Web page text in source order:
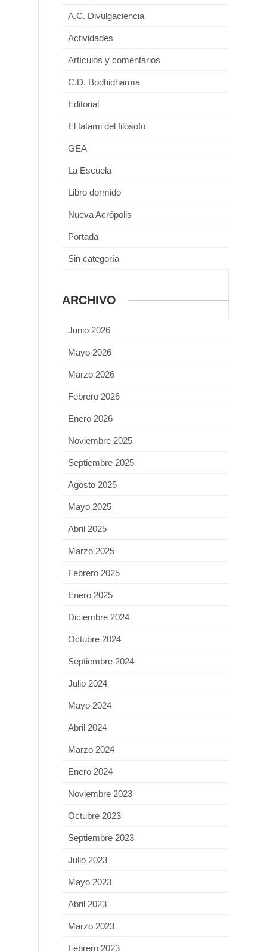
A.C. Divulgaciencia
Actividades
Artículos y comentarios
C.D. Bodhidharma
Editorial
El tatami del filósofo
GEA
La Escuela
Libro dormido
Nueva Acrópolis
Portada
Sin categoría
ARCHIVO
Junio 2026
Mayo 2026
Marzo 2026
Febrero 2026
Enero 2026
Noviembre 2025
Septiembre 2025
Agosto 2025
Mayo 2025
Abril 2025
Marzo 2025
Febrero 2025
Enero 2025
Diciembre 2024
Octubre 2024
Septiembre 2024
Julio 2024
Mayo 2024
Abril 2024
Marzo 2024
Enero 2024
Noviembre 2023
Octubre 2023
Septiembre 2023
Julio 2023
Mayo 2023
Abril 2023
Marzo 2023
Febrero 2023